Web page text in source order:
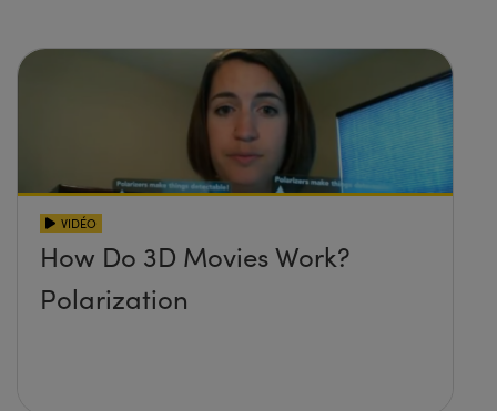
VIDÉO
How Do 3D Movies Work?
Polarization